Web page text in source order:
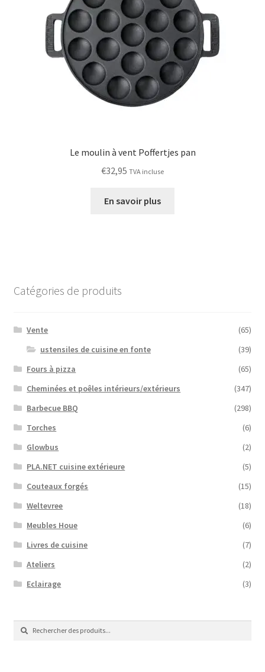
Le moulin à vent Poffertjes pan
€32,95 TVA incluse
En savoir plus
Catégories de produits
Vente
(65)
ustensiles de cuisine en fonte
(39)
Fours à pizza
(65)
Cheminées et poêles intérieurs/extérieurs
(347)
Barbecue BBQ
(298)
Torches
(6)
Glowbus
(2)
PLA.NET cuisine extérieure
(5)
Couteaux forgés
(15)
Weltevree
(18)
Meubles Houe
(6)
Livres de cuisine
(7)
Ateliers
(2)
Eclairage
(3)
Recherche
Recherche